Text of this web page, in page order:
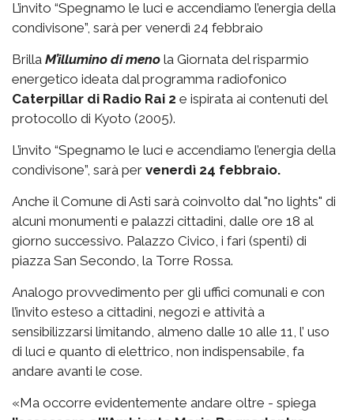
L’invito “Spegnamo le luci e accendiamo l’energia della
condivisone”, sarà per venerdì 24 febbraio
Brilla M’illumino di meno la Giornata del risparmio
energetico ideata dal programma radiofonico
Caterpillar di Radio Rai 2 e ispirata ai contenuti del
protocollo di Kyoto (2005).
L’invito “Spegnamo le luci e accendiamo l’energia della
condivisone”, sarà per venerdì 24 febbraio.
Anche il Comune di Asti sarà coinvolto dal "no lights" di
alcuni monumenti e palazzi cittadini, dalle ore 18 al
giorno successivo. Palazzo Civico, i fari (spenti) di
piazza San Secondo, la Torre Rossa.
Analogo provvedimento per gli uffici comunali e con
l’invito esteso a cittadini, negozi e attività a
sensibilizzarsi limitando, almeno dalle 10 alle 11, l’ uso
di luci e quanto di elettrico, non indispensabile, fa
andare avanti le cose.
«Ma occorre evidentemente andare oltre - spiega